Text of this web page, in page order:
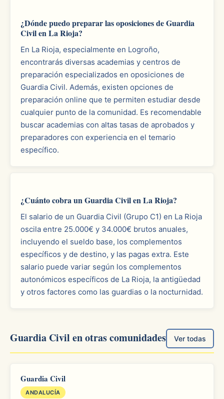
¿Dónde puedo preparar las oposiciones de Guardia
Civil en La Rioja?
En La Rioja, especialmente en Logroño,
encontrarás diversas academias y centros de
preparación especializados en oposiciones de
Guardia Civil. Además, existen opciones de
preparación online que te permiten estudiar desde
cualquier punto de la comunidad. Es recomendable
buscar academias con altas tasas de aprobados y
preparadores con experiencia en el temario
específico.
¿Cuánto cobra un Guardia Civil en La Rioja?
El salario de un Guardia Civil (Grupo C1) en La Rioja
oscila entre 25.000€ y 34.000€ brutos anuales,
incluyendo el sueldo base, los complementos
específicos y de destino, y las pagas extra. Este
salario puede variar según los complementos
autonómicos específicos de La Rioja, la antigüedad
y otros factores como las guardias o la nocturnidad.
Guardia Civil en otras comunidades Ver todas
Guardia Civil
ANDALUCÍA